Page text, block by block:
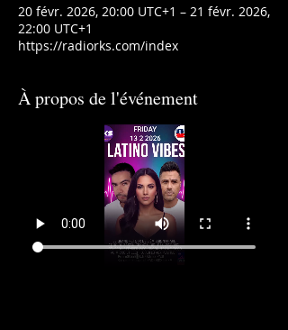
20 févr. 2026, 20:00 UTC+1 – 21 févr. 2026,
22:00 UTC+1
https://radiorks.com/index
À propos de l'événement